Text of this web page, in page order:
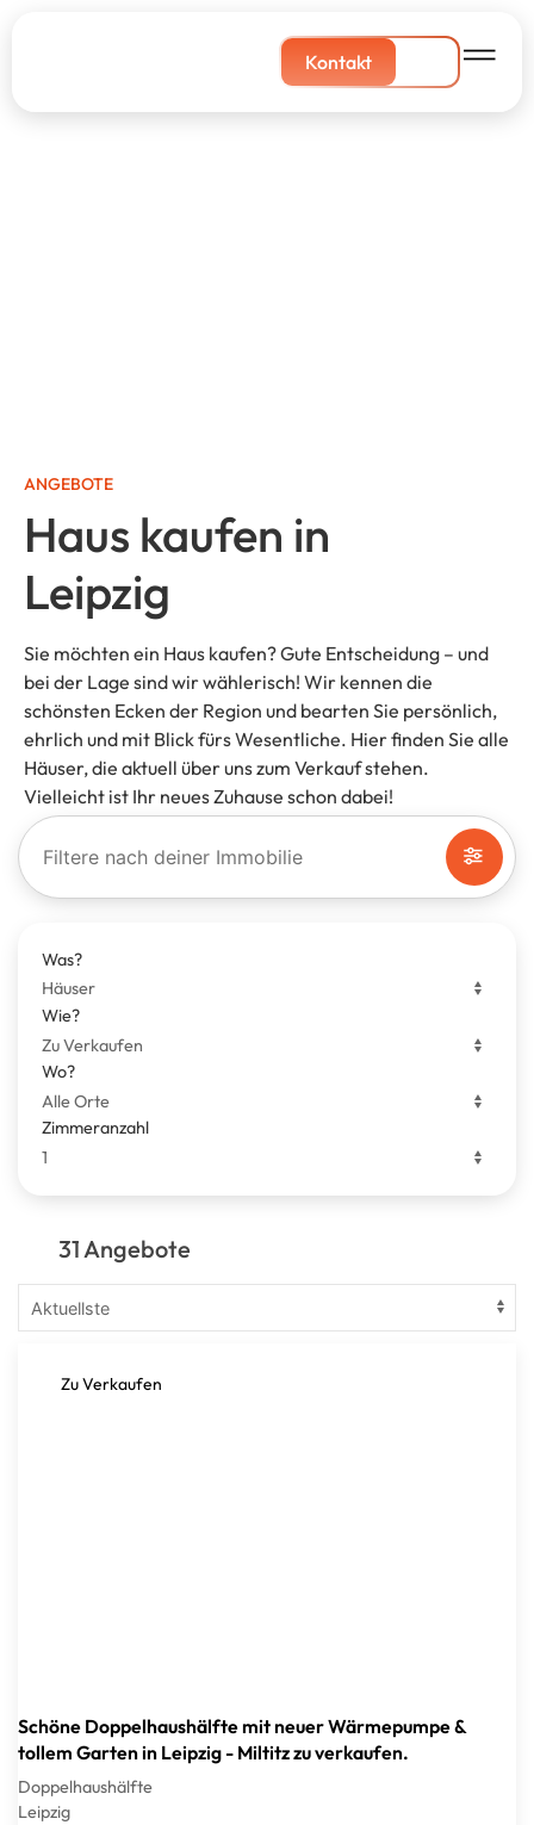
Kontakt
ANGEBOTE
Haus kaufen in
Leipzig
Sie möchten ein Haus kaufen? Gute Entscheidung – und
bei der Lage sind wir wählerisch! Wir kennen die
schönsten Ecken der Region und bearten Sie persönlich,
ehrlich und mit Blick fürs Wesentliche. Hier finden Sie alle
Häuser, die aktuell über uns zum Verkauf stehen.
Vielleicht ist Ihr neues Zuhause schon dabei!
Filtere nach deiner Immobilie
Was?
Wie?
Wo?
Zimmeranzahl
31 Angebote
Zu Verkaufen
Schöne Doppelhaushälfte mit neuer Wärmepumpe &
tollem Garten in Leipzig - Miltitz zu verkaufen.
Doppelhaushälfte
Leipzig